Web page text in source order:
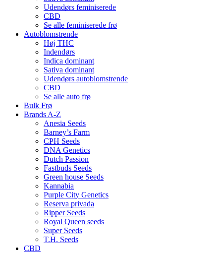
Udendørs feminiserede
CBD
Se alle feminiserede frø
Autoblomstrende
Høj THC
Indendørs
Indica dominant
Sativa dominant
Udendørs autoblomstrende
CBD
Se alle auto frø
Bulk Frø
Brands A-Z
Anesia Seeds
Barney’s Farm
CPH Seeds
DNA Genetics
Dutch Passion
Fastbuds Seeds
Green house Seeds
Kannabia
Purple City Genetics
Reserva privada
Ripper Seeds
Royal Queen seeds
Super Seeds
T.H. Seeds
CBD